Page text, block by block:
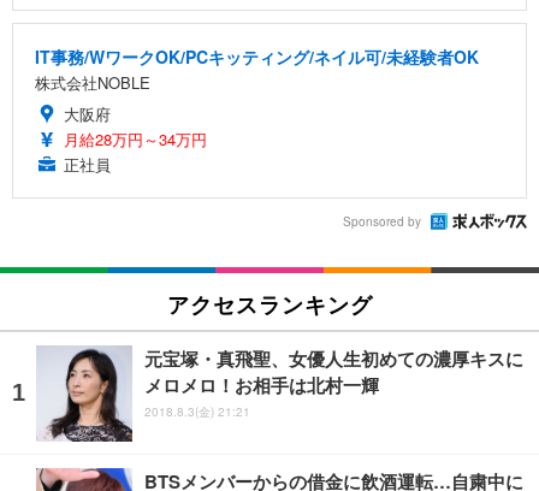
IT事務/WワークOK/PCキッティング/ネイル可/未経験者OK
株式会社NOBLE
大阪府
月給28万円～34万円
正社員
Sponsored by
アクセスランキング
元宝塚・真飛聖、女優人生初めての濃厚キスに
メロメロ！お相手は北村一輝
2018.8.3(金) 21:21
BTSメンバーからの借金に飲酒運転…自粛中に